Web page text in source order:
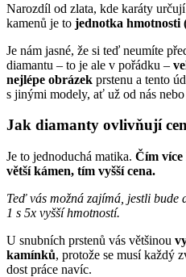
Narozdíl od zlata, kde karáty
kamenů je to jednotka hmotnosti
Je nám jasné, že si teď neumíte
diamantu – to je ale v pořádku –
nejlépe obrázek prstenu a tento
s jinými modely, ať už od nás
Jak diamanty ovlivňují
Je to jednoduchá matika. Čím více
větší kámen, tím vyšší cena.
Teď vás možná zajímá, jestli
1 s 5x vyšší hmotností.
U snubních prstenů vás většinou
kamínků, protože se musí každý
dost práce navíc.